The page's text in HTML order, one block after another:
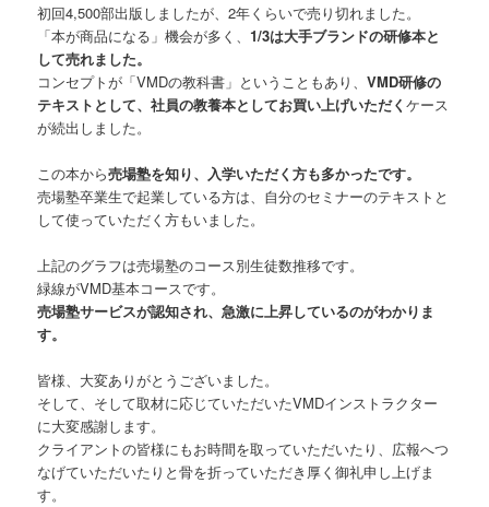
初回4,500部出版しましたが、2年くらいで売り切れました。
「本が商品になる」機会が多く、1/3は大手ブランドの研修本と
して売れました。
コンセプトが「VMDの教科書」ということもあり、VMD研修の
テキストとして、社員の教養本としてお買い上げいただくケース
が続出しました。
この本から売場塾を知り、入学いただく方も多かったです。
売場塾卒業生で起業している方は、自分のセミナーのテキストと
して使っていただく方もいました。
上記のグラフは売場塾のコース別生徒数推移です。
緑線がVMD基本コースです。
売場塾サービスが認知され、急激に上昇しているのがわかりま
す。
皆様、大変ありがとうございました。
そして、そして取材に応じていただいたVMDインストラクター
に大変感謝します。
クライアントの皆様にもお時間を取っていただいたり、広報へつ
なげていただいたりと骨を折っていただき厚く御礼申し上げま
す。